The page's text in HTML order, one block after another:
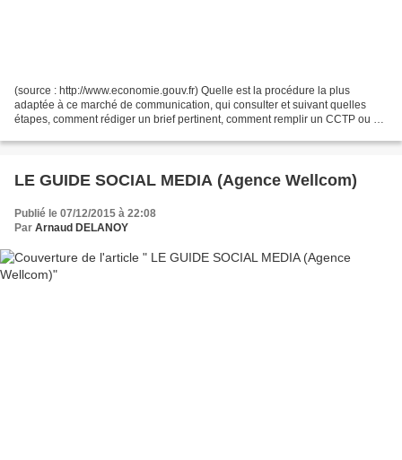
(source : http://www.economie.gouv.fr) Quelle est la procédure la plus
adaptée à ce marché de communication, qui consulter et suivant quelles
étapes, comment rédiger un brief pertinent, comment remplir un CCTP ou un
LE GUIDE SOCIAL MEDIA (Agence Wellcom)
Publié le 07/12/2015 à 22:08
Par Arnaud DELANOY